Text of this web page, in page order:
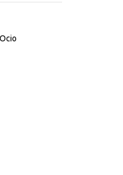
Ocio